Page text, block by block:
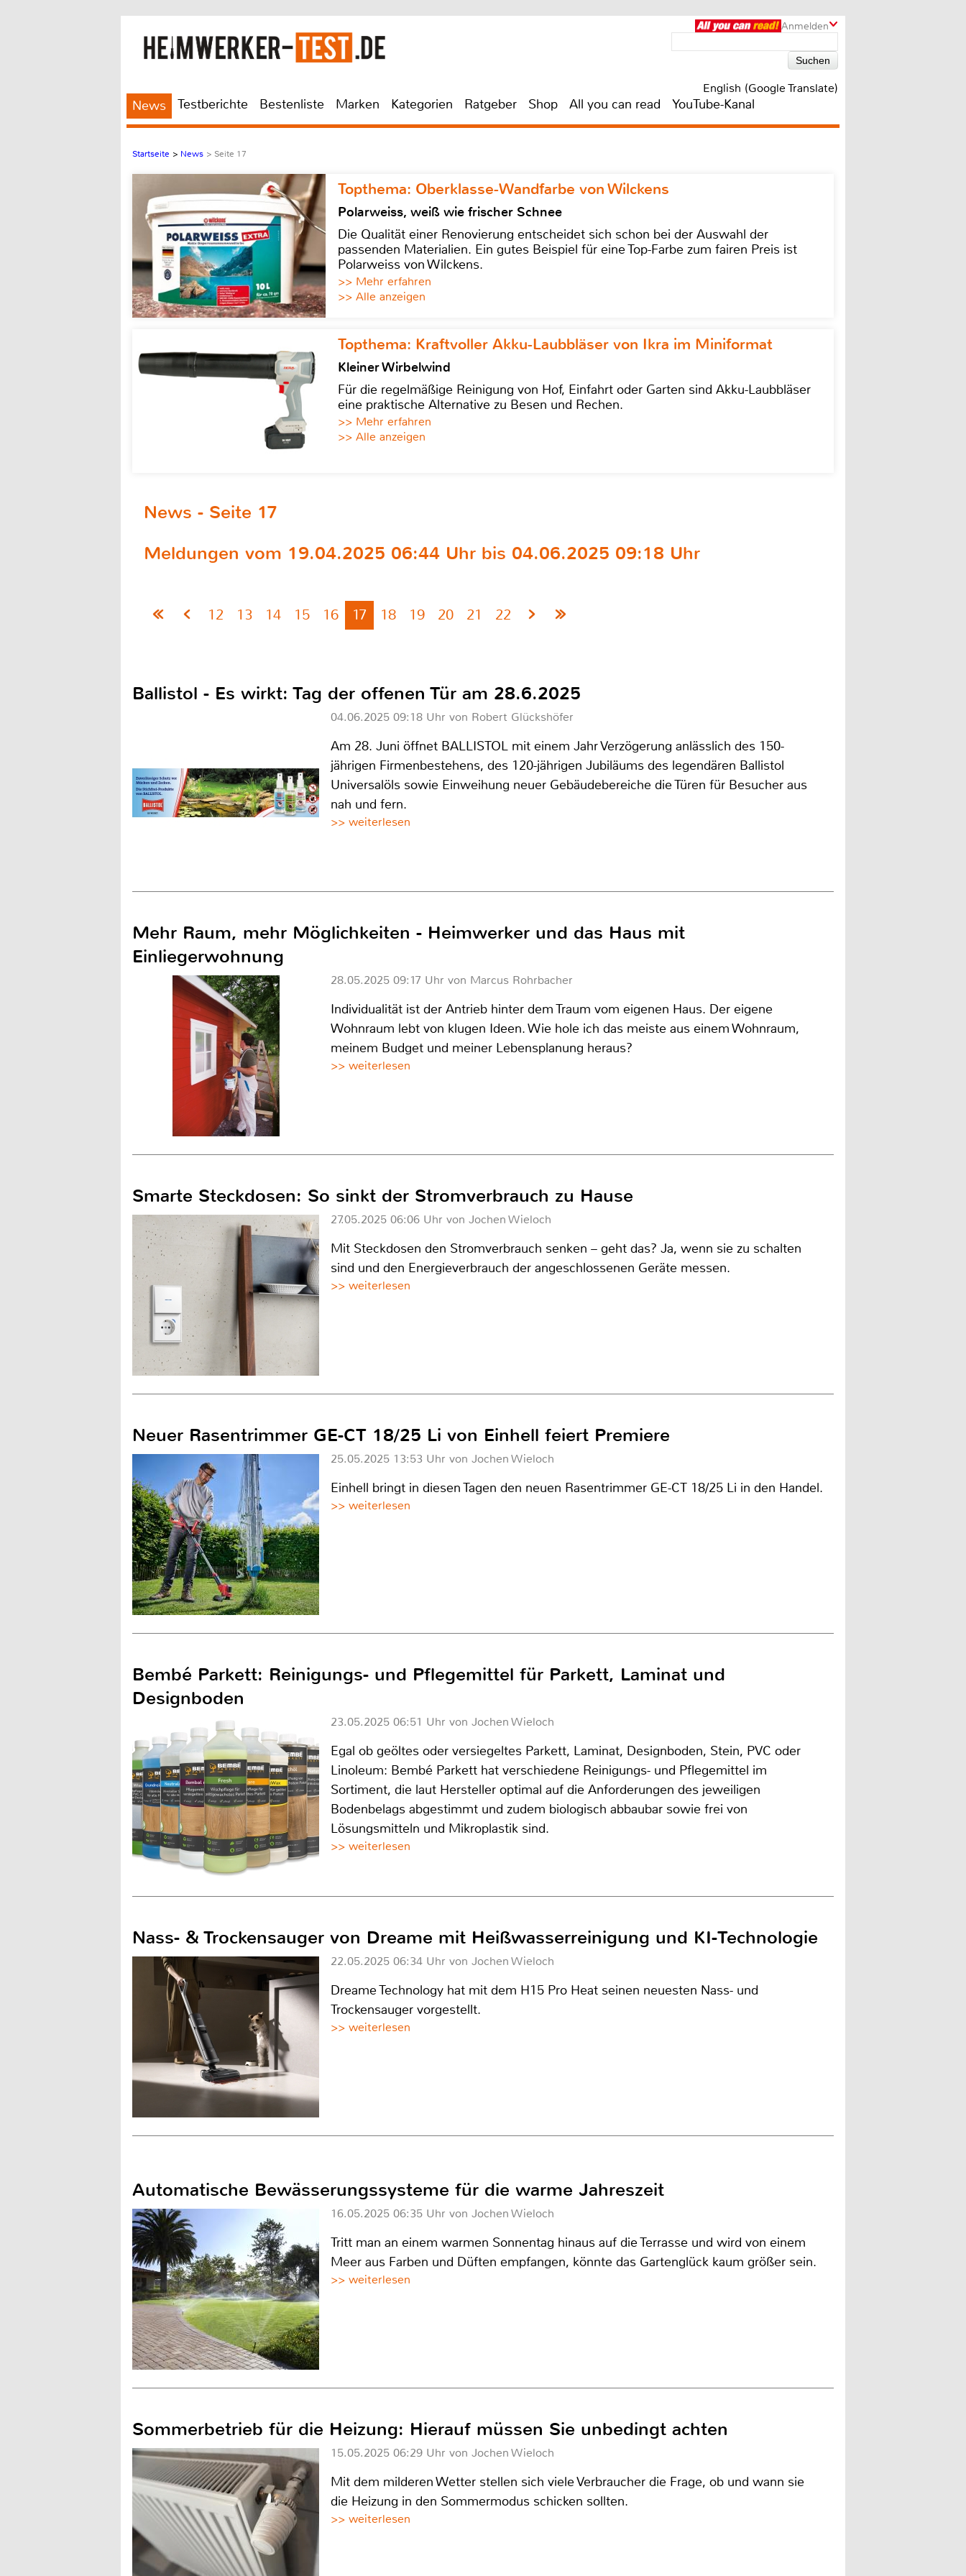
Anmelden
English (Google Translate)
News Testberichte Bestenliste Marken Kategorien Ratgeber Shop All you can read YouTube-Kanal
Startseite > News > Seite 17
Topthema: Oberklasse-Wandfarbe von Wilckens
Polarweiss, weiß wie frischer Schnee
Die Qualität einer Renovierung entscheidet sich schon bei der Auswahl der
passenden Materialien. Ein gutes Beispiel für eine Top-Farbe zum fairen Preis ist
Polarweiss von Wilckens.
>> Mehr erfahren
>> Alle anzeigen
Topthema: Kraftvoller Akku-Laubbläser von Ikra im Miniformat
Kleiner Wirbelwind
Für die regelmäßige Reinigung von Hof, Einfahrt oder Garten sind Akku-Laubbläser
eine praktische Alternative zu Besen und Rechen.
>> Mehr erfahren
>> Alle anzeigen
News - Seite 17
Meldungen vom 19.04.2025 06:44 Uhr bis 04.06.2025 09:18 Uhr
12 13 14 15 16 17 18 19 20 21 22
Ballistol - Es wirkt: Tag der offenen Tür am 28.6.2025
04.06.2025 09:18 Uhr von Robert Glückshöfer
Am 28. Juni öffnet BALLISTOL mit einem Jahr Verzögerung anlässlich des 150-
jährigen Firmenbestehens, des 120-jährigen Jubiläums des legendären Ballistol
Universalöls sowie Einweihung neuer Gebäudebereiche die Türen für Besucher aus
nah und fern.
>> weiterlesen
Mehr Raum, mehr Möglichkeiten - Heimwerker und das Haus mit
Einliegerwohnung
28.05.2025 09:17 Uhr von Marcus Rohrbacher
Individualität ist der Antrieb hinter dem Traum vom eigenen Haus. Der eigene
Wohnraum lebt von klugen Ideen. Wie hole ich das meiste aus einem Wohnraum,
meinem Budget und meiner Lebensplanung heraus?
>> weiterlesen
Smarte Steckdosen: So sinkt der Stromverbrauch zu Hause
27.05.2025 06:06 Uhr von Jochen Wieloch
Mit Steckdosen den Stromverbrauch senken – geht das? Ja, wenn sie zu schalten
sind und den Energieverbrauch der angeschlossenen Geräte messen.
>> weiterlesen
Neuer Rasentrimmer GE-CT 18/25 Li von Einhell feiert Premiere
25.05.2025 13:53 Uhr von Jochen Wieloch
Einhell bringt in diesen Tagen den neuen Rasentrimmer GE-CT 18/25 Li in den Handel.
>> weiterlesen
Bembé Parkett: Reinigungs- und Pflegemittel für Parkett, Laminat und
Designboden
23.05.2025 06:51 Uhr von Jochen Wieloch
Egal ob geöltes oder versiegeltes Parkett, Laminat, Designboden, Stein, PVC oder
Linoleum: Bembé Parkett hat verschiedene Reinigungs- und Pflegemittel im
Sortiment, die laut Hersteller optimal auf die Anforderungen des jeweiligen
Bodenbelags abgestimmt und zudem biologisch abbaubar sowie frei von
Lösungsmitteln und Mikroplastik sind.
>> weiterlesen
Nass- & Trockensauger von Dreame mit Heißwasserreinigung und KI-Technologie
22.05.2025 06:34 Uhr von Jochen Wieloch
Dreame Technology hat mit dem H15 Pro Heat seinen neuesten Nass- und
Trockensauger vorgestellt.
>> weiterlesen
Automatische Bewässerungssysteme für die warme Jahreszeit
16.05.2025 06:35 Uhr von Jochen Wieloch
Tritt man an einem warmen Sonnentag hinaus auf die Terrasse und wird von einem
Meer aus Farben und Düften empfangen, könnte das Gartenglück kaum größer sein.
>> weiterlesen
Sommerbetrieb für die Heizung: Hierauf müssen Sie unbedingt achten
15.05.2025 06:29 Uhr von Jochen Wieloch
Mit dem milderen Wetter stellen sich viele Verbraucher die Frage, ob und wann sie
die Heizung in den Sommermodus schicken sollten.
>> weiterlesen